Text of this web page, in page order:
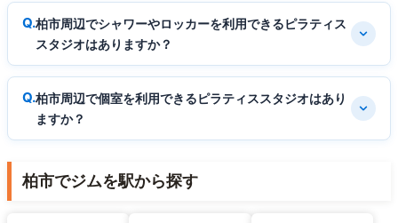
柏市周辺でシャワーやロッカーを利用できるピラティス
スタジオはありますか？
柏市周辺で個室を利用できるピラティススタジオはあり
ますか？
柏市でジムを駅から探す